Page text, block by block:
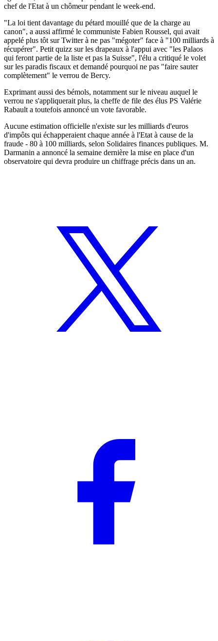
chef de l'Etat à un chômeur pendant le week-end.
"La loi tient davantage du pétard mouillé que de la charge au
canon", a aussi affirmé le communiste Fabien Roussel, qui avait
appelé plus tôt sur Twitter à ne pas "mégoter" face à "100 milliards à
récupérer". Petit quizz sur les drapeaux à l'appui avec "les Palaos
qui feront partie de la liste et pas la Suisse", l'élu a critiqué le volet
sur les paradis fiscaux et demandé pourquoi ne pas "faire sauter
complètement" le verrou de Bercy.
Exprimant aussi des bémols, notamment sur le niveau auquel le
verrou ne s'appliquerait plus, la cheffe de file des élus PS Valérie
Rabault a toutefois annoncé un vote favorable.
Aucune estimation officielle n'existe sur les milliards d'euros
d'impôts qui échapperaient chaque année à l'Etat à cause de la
fraude - 80 à 100 milliards, selon Solidaires finances publiques. M.
Darmanin a annoncé la semaine dernière la mise en place d'un
observatoire qui devra produire un chiffrage précis dans un an.